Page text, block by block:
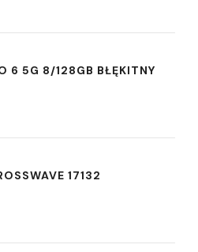
6 5G 8/128GB BŁĘKITNY
17132